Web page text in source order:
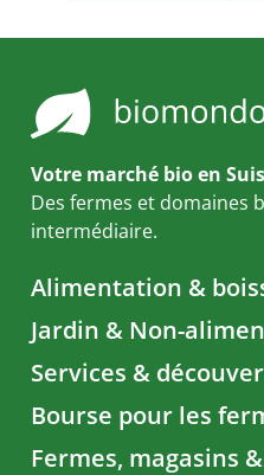
Votre marché bio en
Des fermes et domaines
intermédiaire.
Alimentation &
Jardin & Non-
Services &
Bourse pour les
Fermes, magasins